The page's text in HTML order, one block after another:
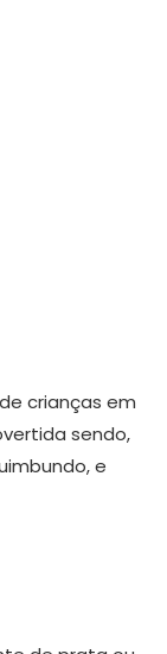
crianças em
sendo,
e